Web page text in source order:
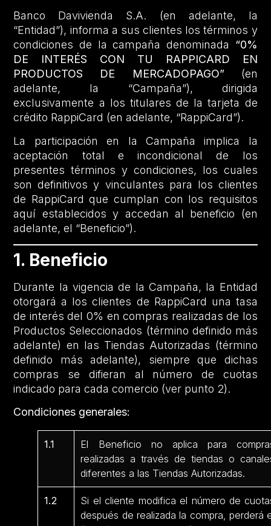
Banco Davivienda S.A. (en adelante, la
“Entidad”), informa a sus clientes los términos y
condiciones de la campaña denominada “0%
DE INTERÉS CON TU RAPPICARD EN
PRODUCTOS DE MERCADOPAGO” (en
adelante, la “Campaña”), dirigida
exclusivamente a los titulares de la tarjeta de
crédito RappiCard (en adelante, “RappiCard”).
La participación en la Campaña implica la
aceptación total e incondicional de los
presentes términos y condiciones, los cuales
son definitivos y vinculantes para los clientes
de RappiCard que cumplan con los requisitos
aquí establecidos y accedan al beneficio (en
adelante, el “Beneficio”).
1. Beneficio
Durante la vigencia de la Campaña, la Entidad
otorgará a los clientes de RappiCard una tasa
de interés del 0% en compras realizadas de los
Productos Seleccionados (término definido más
adelante) en las Tiendas Autorizadas (término
definido más adelante), siempre que dichas
compras se difieran al número de cuotas
indicado para cada comercio (ver punto 2).
Condiciones generales:
1.1
El Beneficio no aplica para
realizadas a través de tiendas o
diferentes a las Tiendas Autorizadas.
1.2
Si el cliente modifica el número de
después de realizada la compra, perderá